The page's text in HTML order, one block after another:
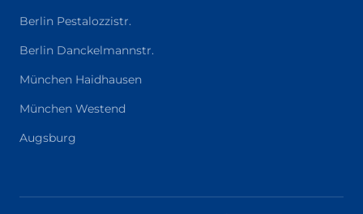
Berlin Pestalozzistr.
Berlin Danckelmannstr.
München Haidhausen
München Westend
Augsburg